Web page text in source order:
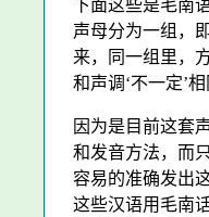
下面这些是毛南
声母分为一组，
来，同一组里，
和声调‘不一定’相
因为是目前这套
和发音方法，而
容易的准确发出
这些汉语用毛南